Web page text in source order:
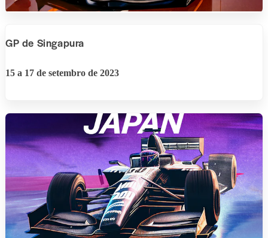
GP de Singapura
15 a 17 de setembro de 2023